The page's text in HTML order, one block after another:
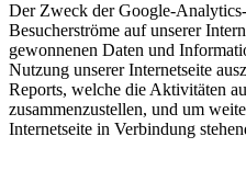
Der Zweck der Google-
Besucherströme auf unserer
gewonnenen Daten und
Nutzung unserer Internetseite
Reports, welche die Aktivitäten
zusammenzustellen, und um
Internetseite in Verbindung